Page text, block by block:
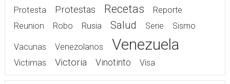
Protesta
Protestas Recetas
Reporte
Reunion
Robo Rusia Salud Serie Sismo
Vacunas Venezolanos Venezuela
Victimas Victoria Vinotinto Visa